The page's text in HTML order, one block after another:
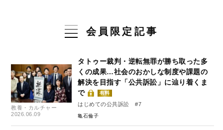
会員限定記事
教養・カルチャー
2026.06.09
タトゥー裁判・逆転無罪が勝ち取った多
くの成果…社会のおかしな制度や課題の
解決を目指す「公共訴訟」に辿り着くま
で
有料
はじめての公共訴訟 #7
亀石倫子